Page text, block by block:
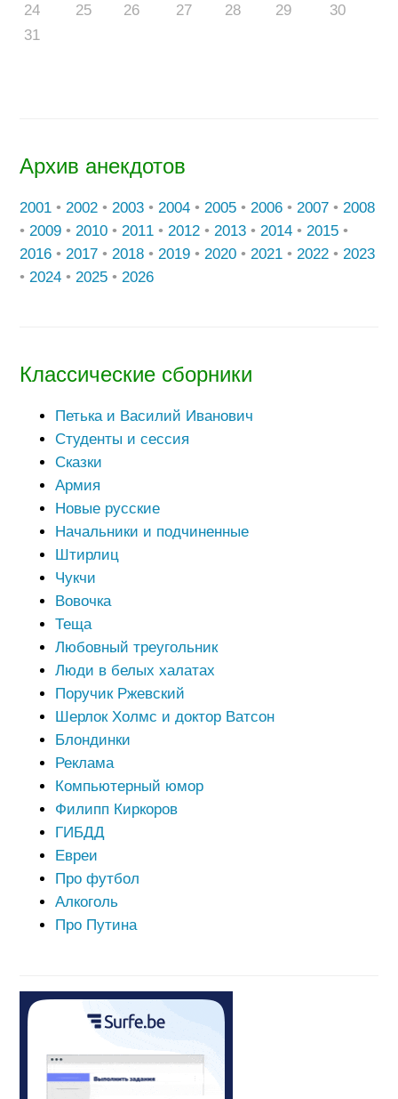
24
25 26 27 28 29
30
31
Архив анекдотов
2001 • 2002 • 2003 • 2004 • 2005 • 2006 • 2007 • 2008
• 2009 • 2010 • 2011 • 2012 • 2013 • 2014 • 2015 •
2016 • 2017 • 2018 • 2019 • 2020 • 2021 • 2022 • 2023
• 2024 • 2025 • 2026
Классические сборники
Петька и Василий Иванович
Студенты и сессия
Сказки
Армия
Новые русские
Начальники и подчиненные
Штирлиц
Чукчи
Вовочка
Теща
Любовный треугольник
Люди в белых халатах
Поручик Ржевский
Шерлок Холмс и доктор Ватсон
Блондинки
Реклама
Компьютерный юмор
Филипп Киркоров
ГИБДД
Евреи
Про футбол
Алкоголь
Про Путина